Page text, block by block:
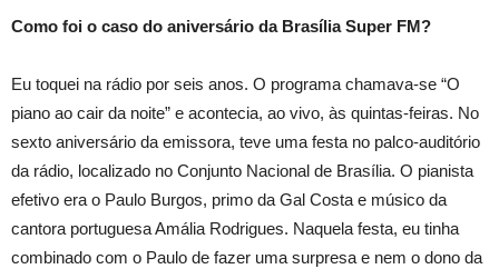
Como foi o caso do aniversário da Brasília Super FM?
Eu toquei na rádio por seis anos. O programa chamava-se “O
piano ao cair da noite” e acontecia, ao vivo, às quintas-feiras. No
sexto aniversário da emissora, teve uma festa no palco-auditório
da rádio, localizado no Conjunto Nacional de Brasília. O pianista
efetivo era o Paulo Burgos, primo da Gal Costa e músico da
cantora portuguesa Amália Rodrigues. Naquela festa, eu tinha
combinado com o Paulo de fazer uma surpresa e nem o dono da